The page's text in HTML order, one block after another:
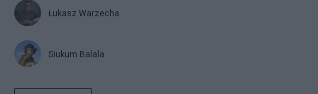
Łukasz Warzecha
Siukum Balala